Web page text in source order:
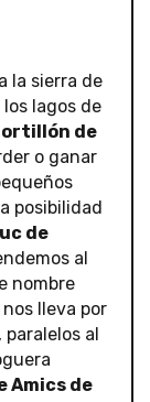
la sierra de
lagos de
de
o ganar
posibilidad
de
al
nombre
lleva por
al
Amics de